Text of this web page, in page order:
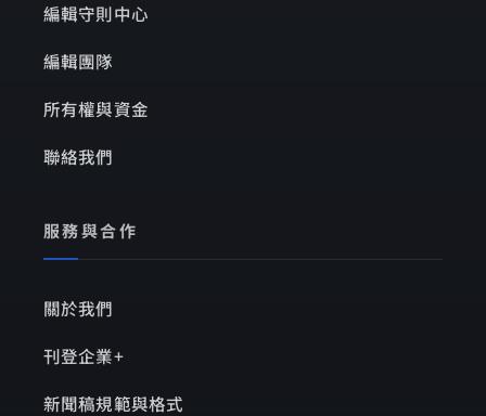
編輯守則中心
編輯團隊
所有權與資金
聯絡我們
服務與合作
關於我們
刊登企業+
新聞稿規範與格式